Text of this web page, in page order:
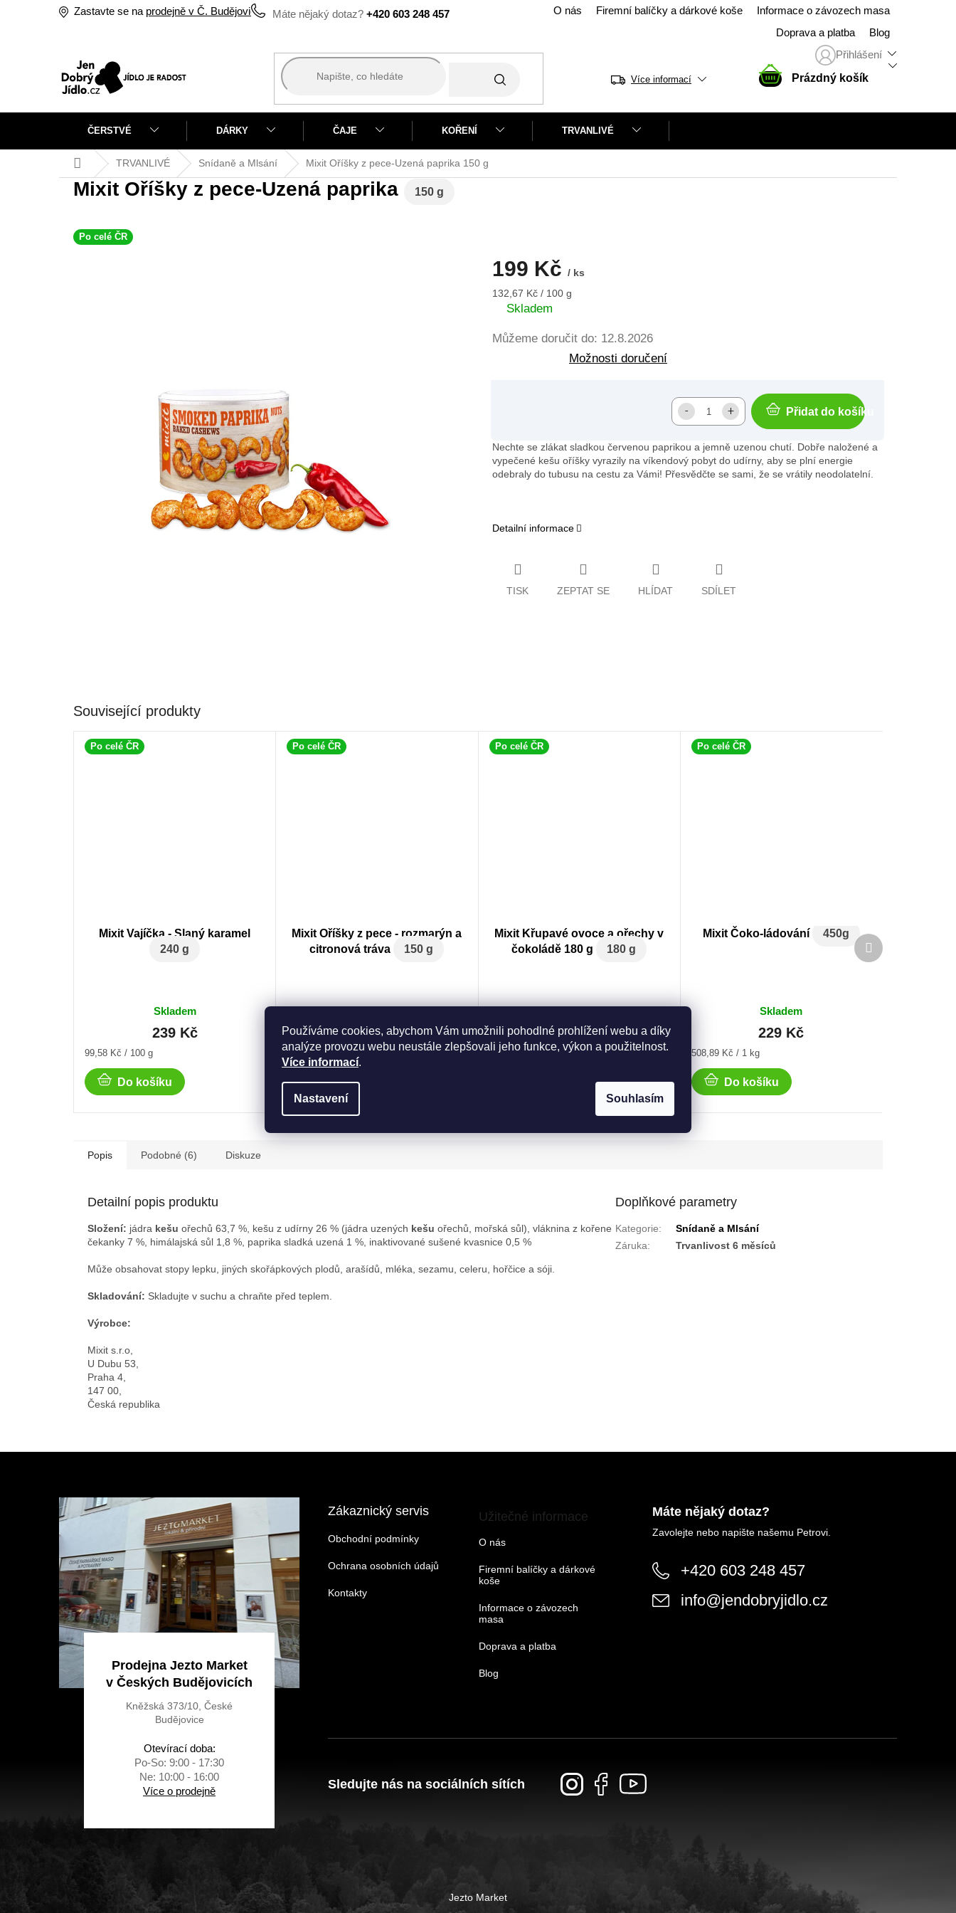
Používáme cookies, abychom Vám umožnili pohodlné prohlížení webu a díky
analýze provozu webu neustále zlepšovali jeho funkce, výkon a použitelnost.
Více informací.
Nastavení Souhlasím
+420 603 248 457
Zastavte se na prodejně v Č. Budějovicích O nás Firemní balíčky a dárkové koše
Informace o závozech masa
Doprava a platba
Blog
Přihlášení
Více informací
NÁKUPNÍ
KOŠÍK
Prázdný košík
ČERSTVÉ DÁRKY ČAJE KOŘENÍ TRVANLIVÉ
Domů TRVANLIVÉ Snídaně a Mlsání Mixit Oříšky z pece-Uzená paprika 150 g
Mixit Oříšky z pece-Uzená paprika 150 g
Po celé ČR
199 Kč / ks
Měrná
cena:
132,67 Kč / 100 g
Skladem
Můžeme doručit do: 12.8.2026
Možnosti doručení
Přidat do košíku
Nechte se zlákat sladkou červenou paprikou a jemně uzenou chutí. Dobře naložené a
vypečené kešu oříšky vyrazily na víkendový pobyt do udírny, aby se plní energie
odebraly do tubusu na cestu za Vámi! Přesvědčte se sami, že se vrátily neodolatelní.
Detailní informace
TISK ZEPTAT SE HLÍDAT SDÍLET
Související produkty
Po celé ČR
Mixit Vajíčka - Slaný karamel
240 g
Skladem
239 Kč
Měrná
99,58 Kč / 100 g
Do košíku
Po celé ČR
Mixit Oříšky z pece - rozmarýn a
citronová tráva
150 g
199 Kč
Měrná
cena:
132,67 Kč / 100 g
Do košíku
Po celé ČR
Mixit Křupavé ovoce a ořechy v
čokoládě 180 g
180 g
199 Kč
Měrná
110,56 Kč / 100 g
Po celé ČR
Mixit Čoko-ládování 450g
Skladem
229 Kč
Měrná
508,89 Kč / 1 kg
Do košíku
Další
produkt
Popis Podobné (6) Diskuze
Detailní popis produktu
Složení: jádra kešu ořechů 63,7 %, kešu z udírny 26 % (jádra uzených kešu ořechů, mořská sůl), vláknina z kořene
čekanky 7 %, himálajská sůl 1,8 %, paprika sladká uzená 1 %, inaktivované sušené kvasnice 0,5 %
Může obsahovat stopy lepku, jiných skořápkových plodů, arašídů, mléka, sezamu, celeru, hořčice a sóji.
Skladování: Skladujte v suchu a chraňte před teplem.
Výrobce:
Mixit s.r.o,
U Dubu 53,
Praha 4,
147 00,
Česká republika
Doplňkové parametry
Kategorie:
Snídaně a Mlsání
Záruka: Trvanlivost 6 měsíců
Prodejna Jezto Market
v Českých Budějovicích
Kněžská 373/10, České
Budějovice
Otevírací doba:
Po-So: 9:00 - 17:30
Ne: 10:00 - 16:00
Více o prodejně
Zákaznický servis
Obchodní podmínky
Ochrana osobních údajů
Kontakty
Užitečné informace
O nás
Firemní balíčky a dárkové
koše
Informace o závozech
masa
Doprava a platba
Blog
Máte nějaký dotaz?
Zavolejte nebo napište našemu Petrovi.
+420 603 248 457
info@jendobryjidlo.cz
Sledujte nás na sociálních sítích
Jezto Market